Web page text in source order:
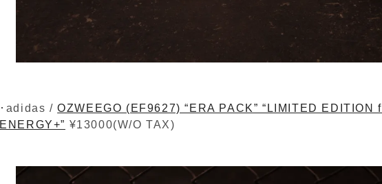
･adidas /OZWEEGO (EF9627) “ERA PACK” “LIMITED EDITION
ENERGY+” ¥13000(W/O TAX)